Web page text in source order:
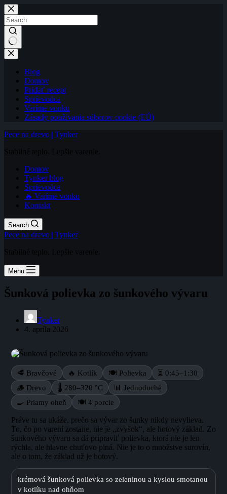
Skip
to
content
No
results
Blog
Domov
Pridať recept
Sprievodca
Varíme vonku
Zásady používania súborov cookie (EÚ)
Pece na drevo | Tynker
Domov
Tynker blog
Sprievodca
🔥 Varíme vonku
Kontakt
Search
Pece na drevo | Tynker
Menu
Šunková polievka zo šunkového vývaru
Tynker
4. apríla 2026
🥩 Bravčové 🔥 Kotlík 🍽️ Polievka
⏳ 0:45–1:30
🪵 Drevo
🌡️ 280–320 °C
📊 Jednoduché
🍳 Priamy oheň
🍽️ 4 porcie
Práve tu sa ukáže, prečo sa vývar zo šunky nikdy nevylieva.
To, čo po varení zostane, nie je „zvyšok“, ale hotový základ. Zo
šunkového vývaru sa dá pripraviť polievka, ktorá nie je len
rýchla, ale hlavne chuťovo plná. Nie je to o množstve surovín,
ale o tom, že základ už je hotový.
krémová šunková polievka so zeleninou a kyslou smotanou
v kotlíku nad ohňom